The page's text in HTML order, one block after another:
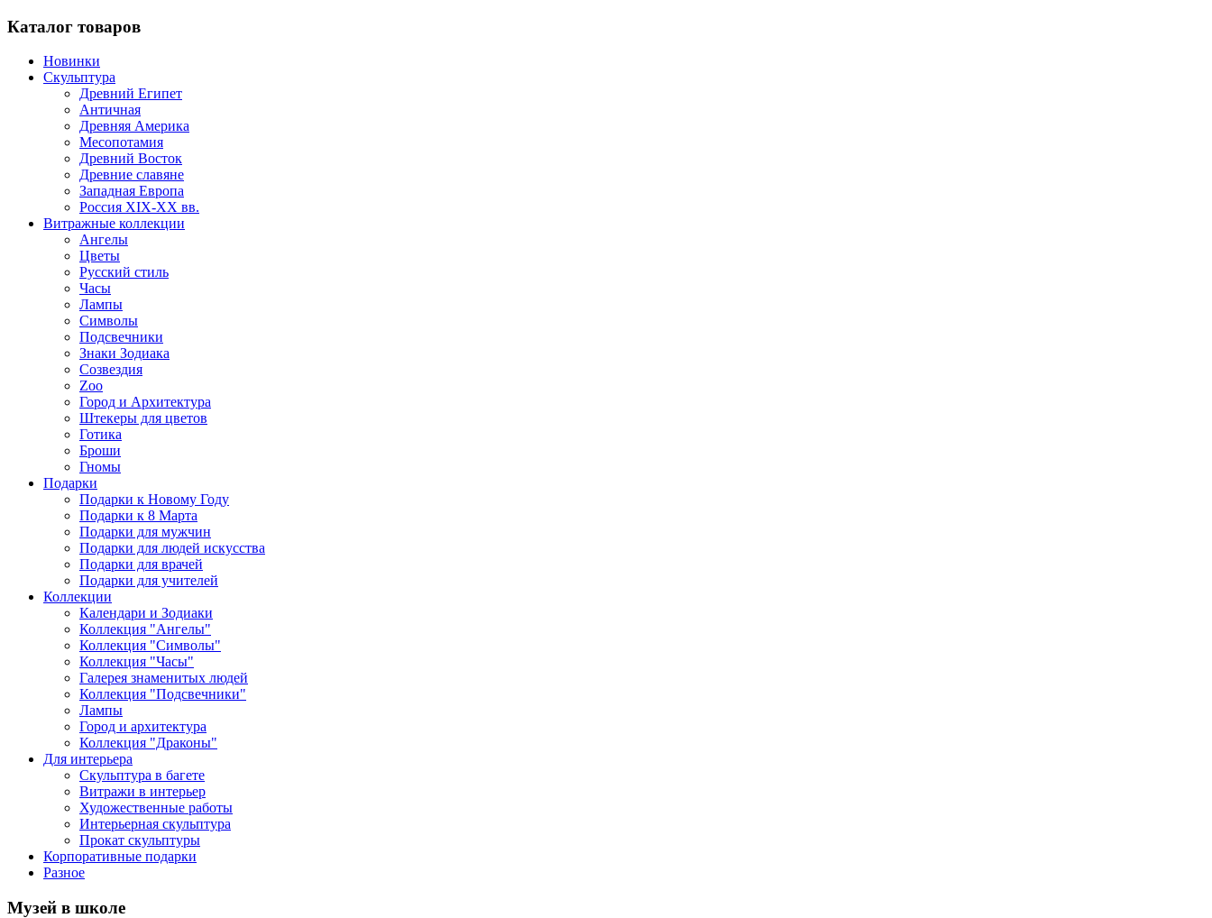
Каталог товаров
Новинки
Скульптура
Древний Египет
Античная
Древняя Америка
Месопотамия
Древний Восток
Древние славяне
Западная Европа
Россия XIX-XX вв.
Витражные коллекции
Ангелы
Цветы
Русский стиль
Часы
Лампы
Символы
Подсвечники
Знаки Зодиака
Созвездия
Zoo
Город и Архитектура
Штекеры для цветов
Готика
Броши
Гномы
Подарки
Подарки к Новому Году
Подарки к 8 Марта
Подарки для мужчин
Подарки для людей искусства
Подарки для врачей
Подарки для учителей
Коллекции
Календари и Зодиаки
Коллекция "Ангелы"
Коллекция "Символы"
Коллекция "Часы"
Галерея знаменитых людей
Коллекция "Подсвечники"
Лампы
Город и архитектура
Коллекция "Драконы"
Для интерьера
Скульптура в багете
Витражи в интерьер
Художественные работы
Интерьерная скульптура
Прокат скульптуры
Корпоративные подарки
Разное
Музей в школе